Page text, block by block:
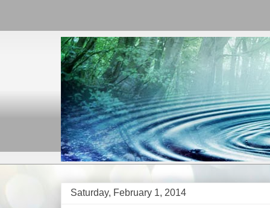
Saturday, February 1, 2014